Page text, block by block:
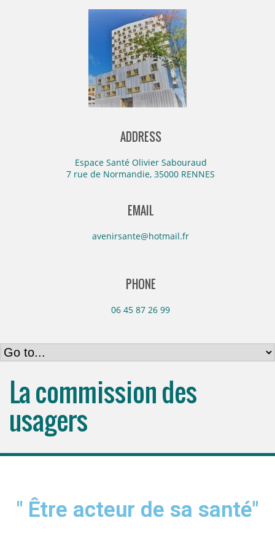
ADDRESS
Espace Santé Olivier Sabouraud
7 rue de Normandie, 35000 RENNES
EMAIL
avenirsante@hotmail.fr
PHONE
06 45 87 26 99
La commission des
usagers
" Être acteur de sa santé"